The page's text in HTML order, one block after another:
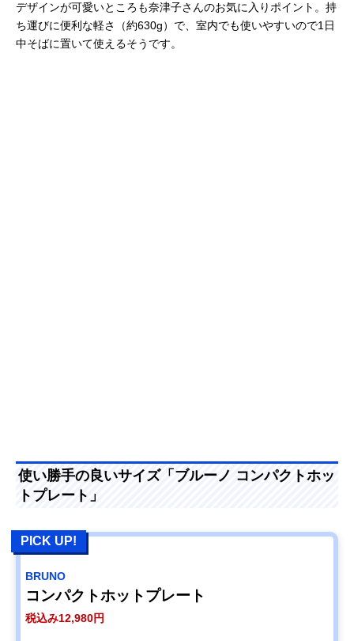
デザインが可愛いところも奈津子さんのお気に入りポイント。持
ち運びに便利な軽さ（約630g）で、室内でも使いやすいので1日
中そばに置いて使えるそうです。
使い勝手の良いサイズ「ブルーノ コンパクトホッ
トプレート」
PICK UP!
BRUNO
コンパクトホットプレート
税込み12,980円